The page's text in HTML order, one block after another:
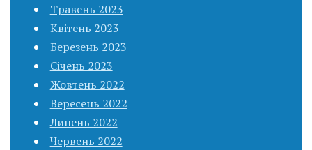
Травень 2023
Квітень 2023
Березень 2023
Січень 2023
Жовтень 2022
Вересень 2022
Липень 2022
Червень 2022